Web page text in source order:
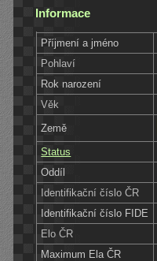
Informace
Příjmení a jméno
Pohlaví
Rok narození
Věk
Země
Status
Oddíl
Identifikační číslo ČR
Identifikační číslo FIDE
Elo ČR
Maximum Ela ČR